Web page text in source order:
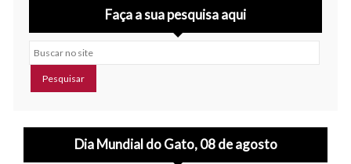
Faça a sua pesquisa aqui
Buscar no site
Dia Mundial do Gato, 08 de agosto